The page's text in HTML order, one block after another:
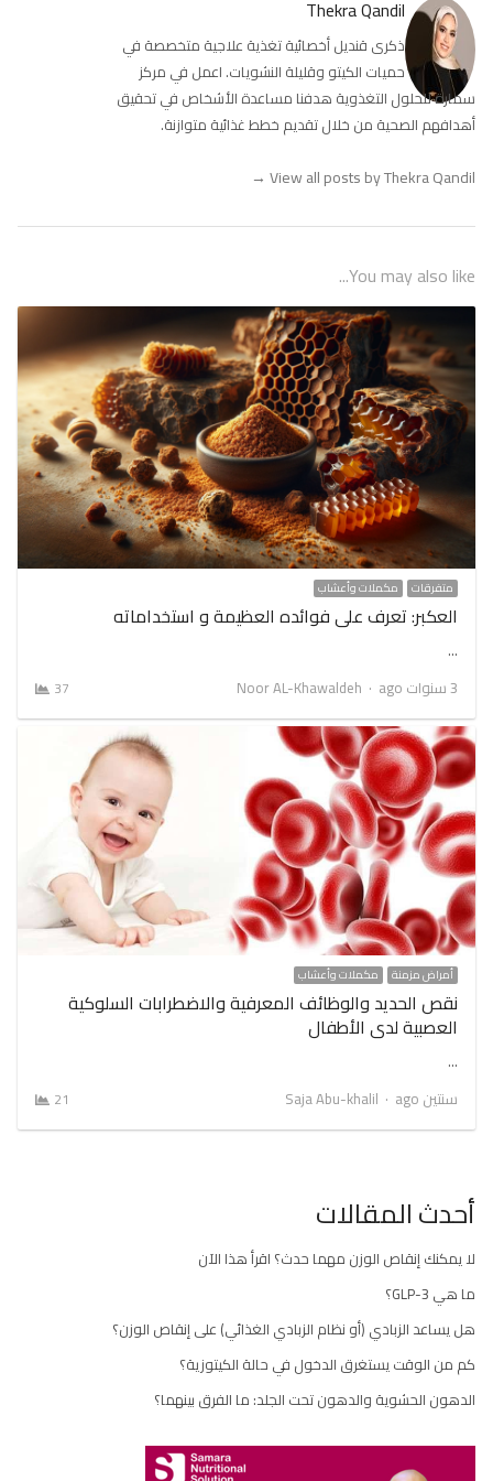
Thekra Qandil
ذكرى قنديل أخصائية تغذية علاجية متخصصة في
حميات الكيتو وقليلة النشويات. اعمل في مركز
سمارة للحلول التغذوية هدفنا مساعدة الأشخاص في تحقيق
أهدافهم الصحية من خلال تقديم خطط غذائية متوازنة.
View all posts by Thekra Qandil
→
You may also like...
متفرقات مكملات وأعشاب
العكبر: تعرف على فوائده العظيمة و استخداماته
…
3 سنوات ago
Author
Noor AL-Khawaldeh
37
أمراض مزمنة مكملات وأعشاب
نقص الحديد والوظائف المعرفية والاضطرابات السلوكية
العصبية لدى الأطفال
…
سنتين ago
Author
Saja Abu-khalil
21
أحدث المقالات
لا يمكنك إنقاص الوزن مهما حدث؟ اقرأ هذا الآن
ما هي GLP-3؟
هل يساعد الزبادي (أو نظام الزبادي الغذائي) على إنقاص الوزن؟
كم من الوقت يستغرق الدخول في حالة الكيتوزية؟
الدهون الحشوية والدهون تحت الجلد: ما الفرق بينهما؟